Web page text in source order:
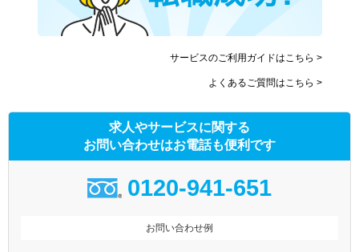
サービスのご利用ガイドはこちら >
よくあるご質問はこちら >
求人やサービスに関する
お問い合わせはお電話も便利です
0120-941-651
お問い合わせ例